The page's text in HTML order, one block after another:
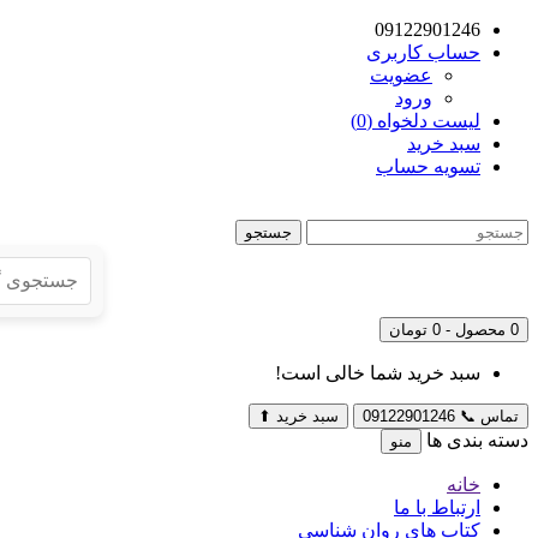
09122901246
حساب کاربری
عضویت
ورود
لیست دلخواه (0)
سبد خرید
تسویه حساب
جستجو
0 محصول - 0 تومان
سبد خرید شما خالی است!
تماس 📞
09122901246 سبد خرید ⬆
دسته بندی ها منو
خانه
ارتباط با ما
کتاب های روان شناسی